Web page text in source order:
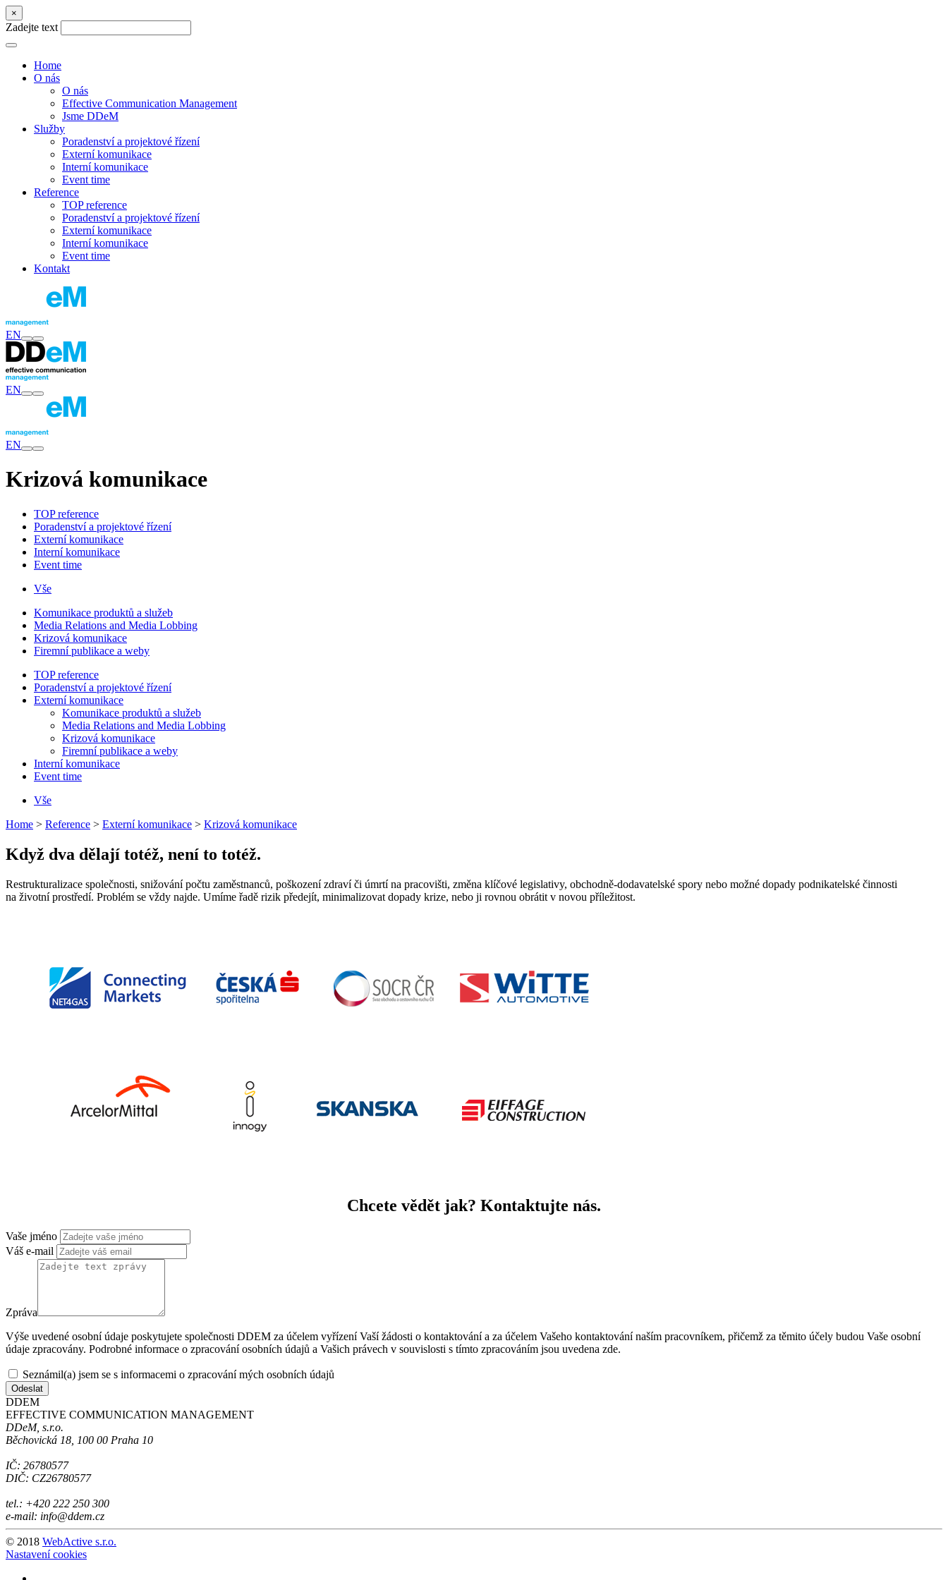
×
Zadejte text
Home
O nás
O nás
Effective Communication Management
Jsme DDeM
Služby
Poradenství a projektové řízení
Externí komunikace
Interní komunikace
Event time
Reference
TOP reference
Poradenství a projektové řízení
Externí komunikace
Interní komunikace
Event time
Kontakt
EN
EN
EN
Krizová komunikace
TOP reference
Poradenství a projektové řízení
Externí komunikace
Interní komunikace
Event time
Vše
Komunikace produktů a služeb
Media Relations and Media Lobbing
Krizová komunikace
Firemní publikace a weby
TOP reference
Poradenství a projektové řízení
Externí komunikace
Komunikace produktů a služeb
Media Relations and Media Lobbing
Krizová komunikace
Firemní publikace a weby
Interní komunikace
Event time
Vše
Home > Reference > Externí komunikace > Krizová komunikace
Když dva dělají totéž, není to totéž.
Restrukturalizace společnosti, snižování počtu zaměstnanců, poškození zdraví či úmrtí na pracovišti, změna klíčové legislativy, obchodně-dodavatelské spory nebo možné dopady podnikatelské činnosti
na životní prostředí. Problém se vždy najde. Umíme řadě rizik předejít, minimalizovat dopady krize, nebo ji rovnou obrátit v novou příležitost.
Chcete vědět jak? Kontaktujte nás.
Vaše jméno
Váš e-mail
Zpráva
Výše uvedené osobní údaje poskytujete společnosti DDEM za účelem vyřízení Vaší žádosti o kontaktování a za účelem Vašeho kontaktování naším pracovníkem, přičemž za těmito účely budou Vaše osobní
údaje zpracovány. Podrobné informace o zpracování osobních údajů a Vašich právech v souvislosti s tímto zpracováním jsou uvedena zde.
Seznámil(a) jsem se s informacemi o zpracování mých osobních údajů
Odeslat
DDEM
EFFECTIVE COMMUNICATION MANAGEMENT
DDeM, s.r.o.
Běchovická 18, 100 00 Praha 10
IČ: 26780577
DIČ: CZ26780577
tel.: +420 222 250 300
e-mail: info@ddem.cz
© 2018 WebActive s.r.o.
Nastavení cookies